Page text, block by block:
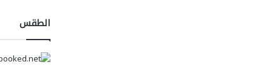
الطقس